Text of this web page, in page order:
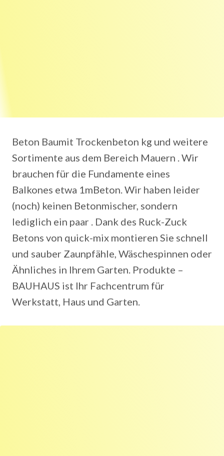
Beton Baumit Trockenbeton kg und weitere
Sortimente aus dem Bereich Mauern . Wir
brauchen für die Fundamente eines
Balkones etwa 1mBeton. Wir haben leider
(noch) keinen Betonmischer, sondern
lediglich ein paar . Dank des Ruck-Zuck
Betons von quick-mix montieren Sie schnell
und sauber Zaunpfähle, Wäschespinnen oder
Ähnliches in Ihrem Garten. Produkte –
BAUHAUS ist Ihr Fachcentrum für
Werkstatt, Haus und Garten.